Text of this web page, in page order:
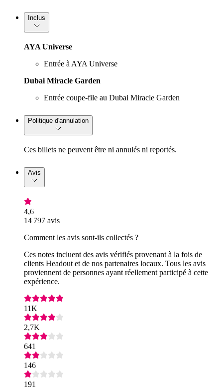
Inclus
AYA Universe
Entrée à AYA Universe
Dubai Miracle Garden
Entrée coupe-file au Dubai Miracle Garden
Politique d'annulation
Ces billets ne peuvent être ni annulés ni reportés.
Avis
4,6
14 797 avis
Comment les avis sont-ils collectés ?
Ces notes incluent des avis vérifiés provenant à la fois de
clients Headout et de nos partenaires locaux. Tous les avis
proviennent de personnes ayant réellement participé à cette
expérience.
11K
2,7K
641
146
191